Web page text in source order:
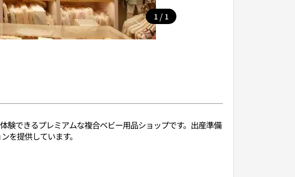
1 / 1
験できるプレミアムな複合ベビー用品ショップです。出産準備
を提供しています。